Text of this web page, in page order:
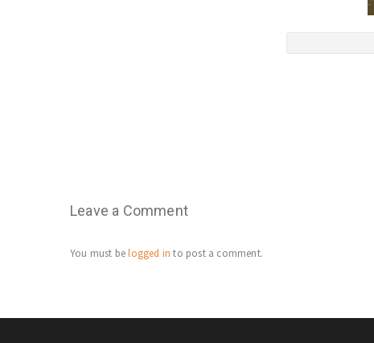
Leave a Comment
You must belogged in to post a comment.